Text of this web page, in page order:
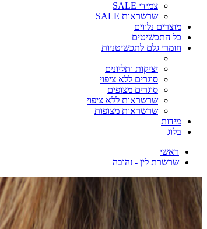
צמידי SALE
שרשראות SALE
מוצרים נלווים
כל התכשיטים
חומרי גלם לתכשיטניות
יציקות ותליונים
סוגרים ללא ציפוי
סוגרים מצופים
שרשראות ללא ציפוי
שרשראות מצופות
מידות
בלוג
ראשי
שרשרת לין - זהובה